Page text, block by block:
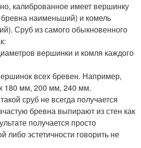
калиброванное имеет вершинку
бревна наименьший) и комель
Сруб из самого обыкновенного
вершинки и комля каждого
всех бревен. Например,
180 мм, 200 мм, 240 мм.
сруб не всегда получается
бревна выпирают из стен как
получается просто
либо эстетичности говорить не